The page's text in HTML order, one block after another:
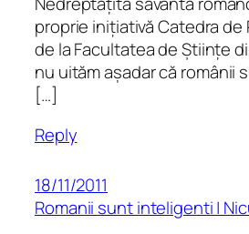
proprie inițiativă Catedra
de la Facultatea de Științe
nu uităm așadar că românii
[…]
Reply
18/11/2011
Romanii sunt inteligenti |